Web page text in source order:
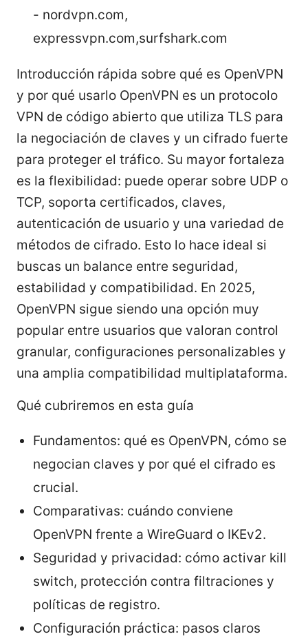
- nordvpn.com,
expressvpn.com,surfshark.com
Introducción rápida sobre qué es OpenVPN
y por qué usarlo OpenVPN es un protocolo
VPN de código abierto que utiliza TLS para
la negociación de claves y un cifrado fuerte
para proteger el tráfico. Su mayor fortaleza
es la flexibilidad: puede operar sobre UDP o
TCP, soporta certificados, claves,
autenticación de usuario y una variedad de
métodos de cifrado. Esto lo hace ideal si
buscas un balance entre seguridad,
estabilidad y compatibilidad. En 2025,
OpenVPN sigue siendo una opción muy
popular entre usuarios que valoran control
granular, configuraciones personalizables y
una amplia compatibilidad multiplataforma.
Qué cubriremos en esta guía
Fundamentos: qué es OpenVPN, cómo se
negocian claves y por qué el cifrado es
crucial.
Comparativas: cuándo conviene
OpenVPN frente a WireGuard o IKEv2.
Seguridad y privacidad: cómo activar kill
switch, protección contra filtraciones y
políticas de registro.
Configuración práctica: pasos claros